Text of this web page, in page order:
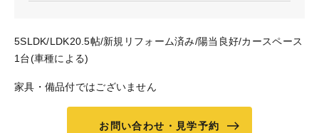
5SLDK/LDK20.5帖/新規リフォーム済み/陽当良好/カースペース
1台(車種による)
家具・備品付ではございません
お問い合わせ・見学予約